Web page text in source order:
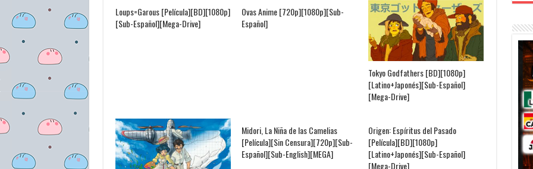
Loups=Garous [Película][BD][1080p]
[Sub-Español][Mega-Drive]
Ovas Anime [720p][1080p][Sub-
Español]
Tokyo Godfathers [BD][1080p]
[Latino+Japonés][Sub-Español]
[Mega-Drive]
Midori, La Niña de las Camelias
[Película][Sin Censura][720p][Sub-
Español][Sub-English][MEGA]
Origen: Espíritus del Pasado
[Película][BD][1080p]
[Latino+Japonés][Sub-Español]
[Mega-Drive]